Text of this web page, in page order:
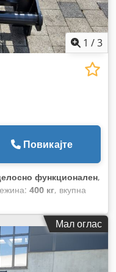
1 /3
Повикајте
функционален,
400 кг, вкупна
,
Мал оглас